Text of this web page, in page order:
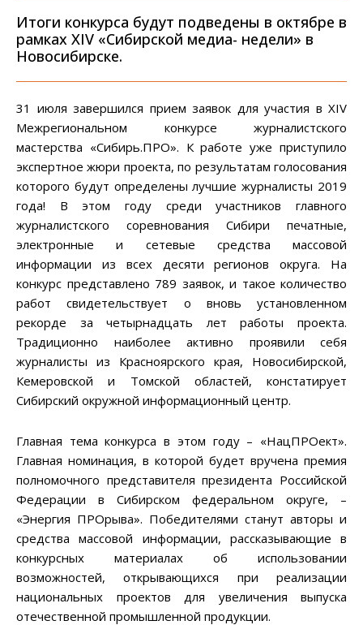
Итоги конкурса будут подведены в октябре в
рамках XIV «Сибирской медиа- недели» в
Новосибирске.
31 июля завершился прием заявок для участия в XIV
Межрегиональном конкурсе журналистского
мастерства «Сибирь.ПРО». К работе уже приступило
экспертное жюри проекта, по результатам голосования
которого будут определены лучшие журналисты 2019
года! В этом году среди участников главного
журналистского соревнования Сибири печатные,
электронные и сетевые средства массовой
информации из всех десяти регионов округа. На
конкурс представлено 789 заявок, и такое количество
работ свидетельствует о вновь установленном
рекорде за четырнадцать лет работы проекта.
Традиционно наиболее активно проявили себя
журналисты из Красноярского края, Новосибирской,
Кемеровской и Томской областей, констатирует
Сибирский окружной информационный центр.
Главная тема конкурса в этом году – «НацПРОект».
Главная номинация, в которой будет вручена премия
полномочного представителя президента Российской
Федерации в Сибирском федеральном округе, –
«Энергия ПРОрыва». Победителями станут авторы и
средства массовой информации, рассказывающие в
конкурсных материалах об использовании
возможностей, открывающихся при реализации
национальных проектов для увеличения выпуска
отечественной промышленной продукции.